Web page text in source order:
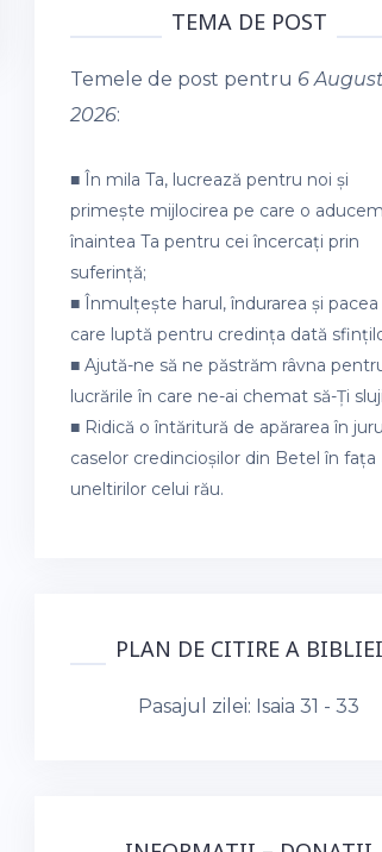
TEMA DE POST
Temele de post pentru 6
2026:
■ În mila Ta, lucrează pentru noi și
primește mijlocirea pe care o aducem
înaintea Ta pentru cei încercați prin
suferință;
■ Înmulțește harul, îndurarea și
care luptă pentru credința dată
■ Ajută-ne să ne păstrăm râvna
lucrările în care ne-ai chemat să-Ți
■ Ridică o întăritură de apărarea în
caselor credincioșilor din Betel în fața
uneltirilor celui rău.
PLAN DE CITIRE A BIBLIEI
Pasajul zilei: Isaia 31 - 33